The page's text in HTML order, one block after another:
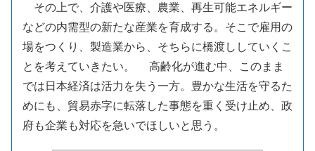
その上で、介護や医療、農業、再生可能エネルギー
などの内需型の新たな産業を育成する。そこで雇用の
場をつくり、製造業から、そちらに橋渡ししていくこ
とを考えていきたい。 高齢化が進む中、このまま
では日本経済は活力を失う一方。豊かな生活を守るた
めにも、貿易赤字に転落した事態を重く受け止め、政
府も企業も対応を急いでほしいと思う。